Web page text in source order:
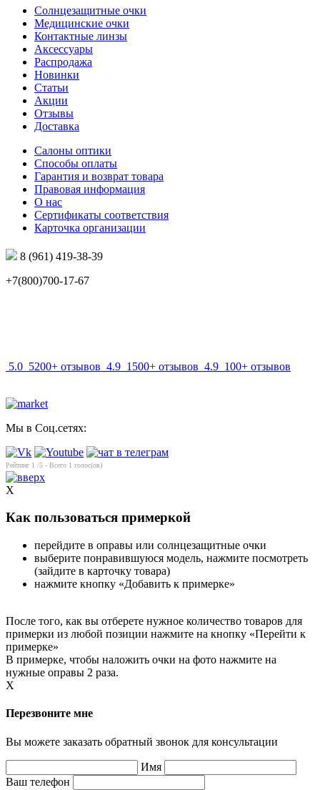
Солнцезащитные очки
Медицинские очки
Контактные линзы
Аксессуары
Распродажа
Новинки
Статьи
Акции
Отзывы
Доставка
Салоны оптики
Способы оплаты
Гарантия и возврат товара
Правовая информация
О нас
Сертификаты соответствия
Карточка организации
8 (961) 419-38-39
+7(800)700-17-67
5.0 5200+ отзывов 4.9 1500+ отзывов 4.9 100+ отзывов
Мы в Соц.сетях:
Рейтинг 1 /5 - Всего 1 голос(ов)
X
Как пользоваться примеркой
перейдите в оправы или солнцезащитные очки
выберите понравившуюся модель, нажмите посмотреть
(зайдите в карточку товара)
нажмите кнопку «Добавить к примерке»
После того, как вы отберете нужное количество товаров для
примерки из любой позиции нажмите на кнопку «Перейти к
примерке»
В примерке, чтобы наложить очки на фото нажмите на
нужные оправы 2 раза.
X
Перезвоните мне
Вы можете заказать обратный звонок для консультации
Имя
Ваш телефон